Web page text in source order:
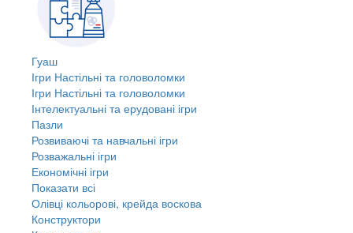
Гуаш
Ігри Настільні та головоломки
Ігри Настільні та головоломки
Інтелектуальні та ерудовані ігри
Пазли
Розвиваючі та навчальні ігри
Розважальні ігри
Економічні ігри
Показати всі
Олівці кольорові, крейда воскова
Конструктори